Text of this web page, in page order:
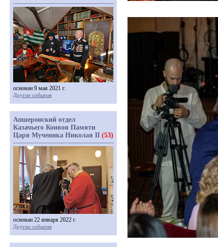
основан 9 мая 2021 г.
Другие события
Апшеронский отдел
Казачьего Конвоя Памяти
Царя Мученика Николая II (53)
основан 22 января 2022 г.
Другие события